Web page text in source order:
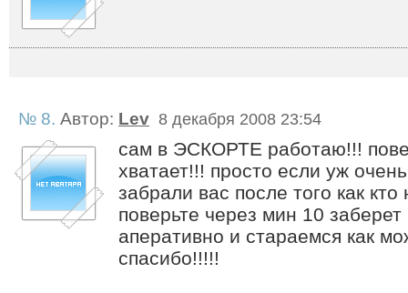
№ 8. Автор: Lev 8 декабря 2008 23:54
сам в ЭСКОРТЕ работаю!!!
хватает!!! просто если уж
забрали вас после того как
поверьте через мин 10
аперативно и стараемся как
спасибо!!!!!